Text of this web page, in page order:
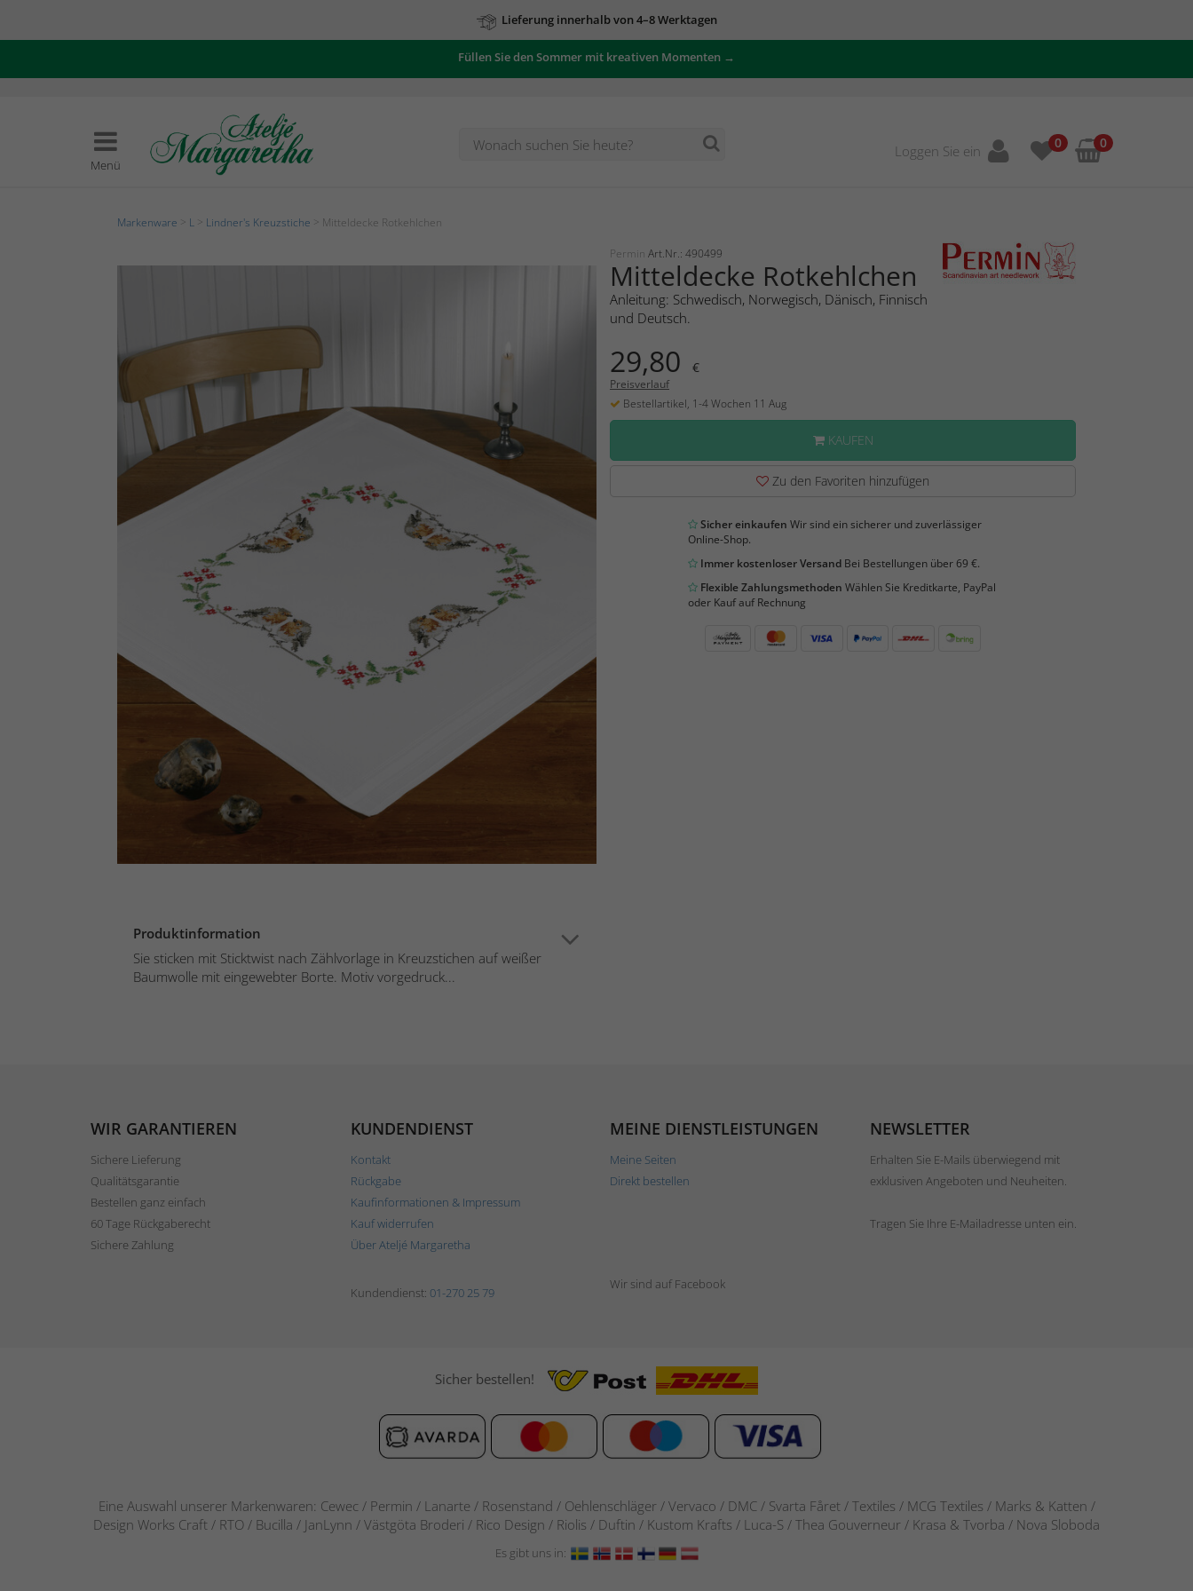
Lieferung innerhalb von 4–8 Werktagen
Füllen Sie den Sommer mit kreativen Momenten →
Menü
Loggen Sie ein 0 0
Markenware L Lindner's Kreuzstiche > Mitteldecke Rotkehlchen
Produktinformation
Sie sticken mit Sticktwist nach Zählvorlage in Kreuzstichen auf weißer
Baumwolle mit eingewebter Borte. Motiv vorgedruck...
Permin Art.Nr.: 490499
Mitteldecke Rotkehlchen
Anleitung: Schwedisch, Norwegisch, Dänisch, Finnisch
und Deutsch.
29,80 €
Preisverlauf
Bestellartikel, 1-4 Wochen 11 Aug
KAUFEN
Zu den Favoriten hinzufügen
Sicher einkaufen Wir sind ein sicherer und zuverlässiger
Online-Shop.
Immer kostenloser VersandBei Bestellungen über 69 €.
Flexible Zahlungsmethoden Wählen Sie Kreditkarte, PayPal
oder Kauf auf Rechnung
WIR GARANTIEREN
Sichere Lieferung
Qualitätsgarantie
Bestellen ganz einfach
60 Tage Rückgaberecht
Sichere Zahlung
KUNDENDIENST
Kontakt
Rückgabe
Kaufinformationen & Impressum
Kauf widerrufen
Über Ateljé Margaretha
MEINE DIENSTLEISTUNGEN
Meine Seiten
Direkt bestellen
NEWSLETTER
Erhalten Sie E-Mails überwiegend mit
exklusiven Angeboten und Neuheiten.
Tragen Sie Ihre E-Mailadresse unten ein.
Kundendienst: 01-270 25 79
Wir sind auf Facebook
Sicher bestellen!
Eine Auswahl unserer Markenwaren: Cewec / Permin / Lanarte / Rosenstand / Oehlenschläger / Vervaco / DMC / Svarta Fåret / Textiles / MCG Textiles / Marks & Katten /
Design Works Craft / RTO / Bucilla / JanLynn / Västgöta Broderi / Rico Design / Riolis / Duftin / Kustom Krafts / Luca-S / Thea Gouverneur / Krasa & Tvorba / Nova Sloboda
Es gibt uns in: